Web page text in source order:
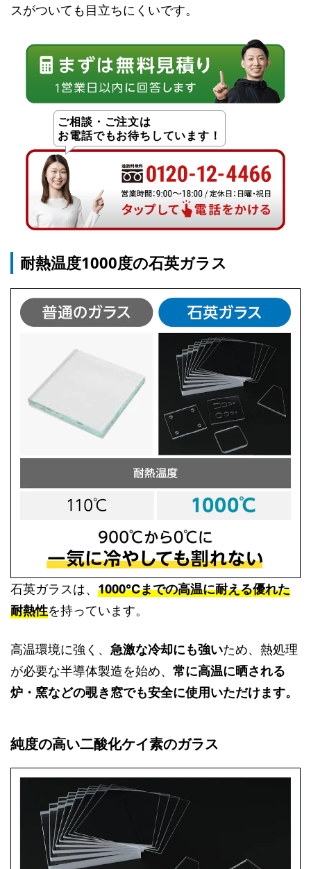
スがついても目立ちにくいです。
ご相談・ご注文は
お電話でもお待ちしています！
耐熱温度1000度の石英ガラス
石英ガラスは、 1000℃までの高温に耐える優れた
耐熱性を持っています。
高温環境に強く、 急激な冷却にも強いため、熱処理
が必要な半導体製造を始め、 常に高温に晒される
炉・窯などの覗き窓でも安全に使用いただけます。
純度の高い二酸化ケイ素のガラス